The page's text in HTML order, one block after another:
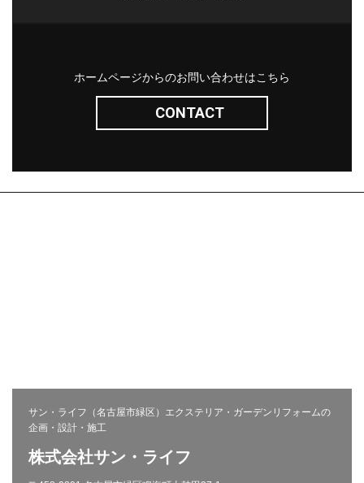
ホームページからのお問い合わせはこちら
CONTACT
サン・ライフ（名古屋市緑区）エクステリア・ガーデンリフォームの
企画・設計・施工
株式会社サン・ライフ